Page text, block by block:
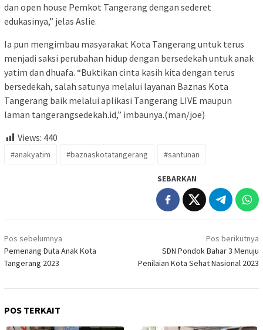
dan open house Pemkot Tangerang dengan sederet
edukasinya,” jelas Aslie.
Ia pun mengimbau masyarakat Kota Tangerang untuk terus
menjadi saksi perubahan hidup dengan bersedekah untuk anak
yatim dan dhuafa. “Buktikan cinta kasih kita dengan terus
bersedekah, salah satunya melalui layanan Baznas Kota
Tangerang baik melalui aplikasi Tangerang LIVE maupun
laman tangerangsedekah.id,” imbaunya.(man/joe)
Views: 440
#anakyatim #baznaskotatangerang #santunan
SEBARKAN
Navigasi
pos
Pos sebelumnya
Pemenang Duta Anak Kota
Tangerang 2023
Pos berikutnya
SDN Pondok Bahar 3 Menuju
Penilaian Kota Sehat Nasional 2023
POS TERKAIT